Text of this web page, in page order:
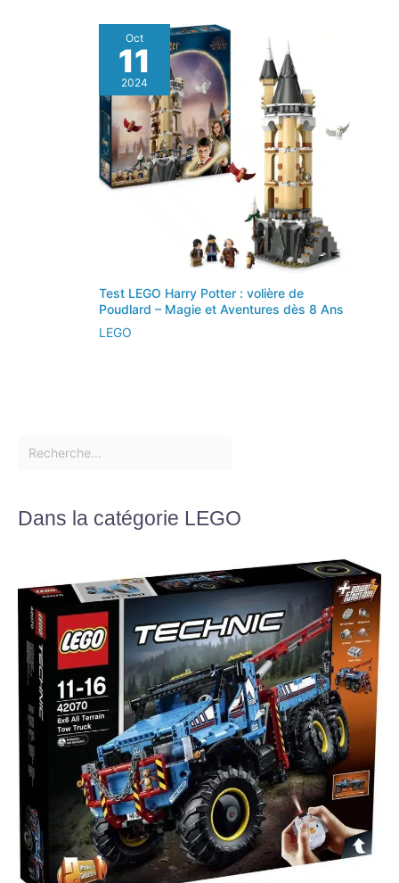
Oct
11
2024
Test LEGO Harry Potter : volière de
Poudlard – Magie et Aventures dès 8 Ans
LEGO
Dans la catégorie LEGO